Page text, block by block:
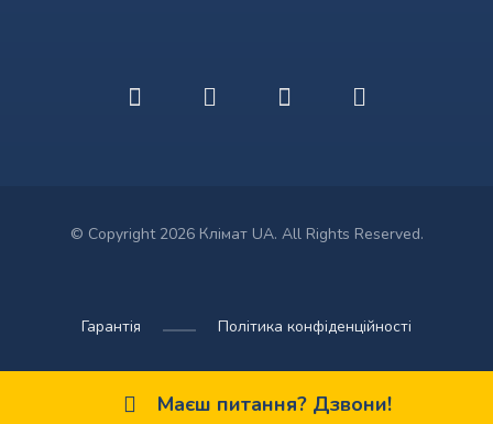
© Copyright 2026 Клімат UA. All Rights Reserved.
Політика конфіденційності
Гарантія
Маєш питання? Дзвони!